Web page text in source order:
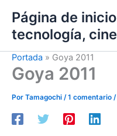
contenido
Página de
tecnología,
Portada » Goya 2011
Goya 2011
Por Tamagochi /1 comentario /